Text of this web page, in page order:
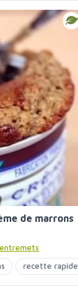
de marrons
recette rapide